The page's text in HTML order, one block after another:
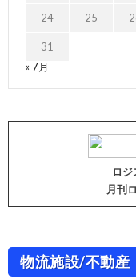
24 25
31
« 7月
ロ
月刊
物流施設/不動産